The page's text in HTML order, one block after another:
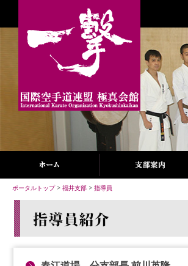
ポータルトップ> 福井支部 > 指導員